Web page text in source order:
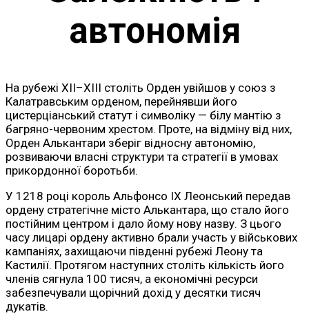
автономія
На рубежі XII–XIII століть Орден увійшов у союз з
Калатравським орденом, перейнявши його
цистерціанський статут і символіку — білу мантію з
багряно-червоним хрестом. Проте, на відміну від них,
Орден Алькантари зберіг відносну автономію,
розвиваючи власні структури та стратегії в умовах
прикордонної боротьби.
У 1218 році король Альфонсо IX Леонський передав
ордену стратегічне місто Алькантара, що стало його
постійним центром і дало йому нову назву. З цього
часу лицарі ордену активно брали участь у військових
кампаніях, захищаючи південні рубежі Леону та
Кастилії. Протягом наступних століть кількість його
членів сягнула 100 тисяч, а економічні ресурси
забезпечували щорічний дохід у десятки тисяч
дукатів.